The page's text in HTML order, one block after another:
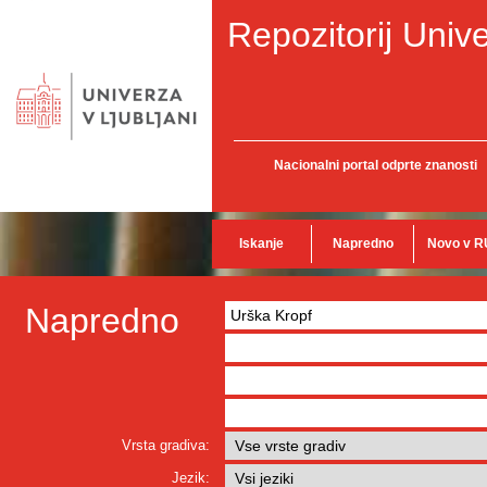
Repozitorij
Nacionalni portal odprte znanosti
Iskanje Napredno Novo v
Napredno
Vrsta gradiva:
Jezik: